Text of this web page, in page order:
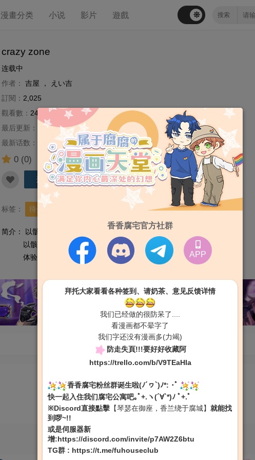
漫畫分类 小说 影片 遊戲
香香腐宅官方社群
APP
拜托大家看看各种签到、请奶茶、意见反馈详情
我们已经做的很防呆了....
看漫画都不晕字了
我们字还没有漫画多(力竭)
防走失頁!!!要好好收藏阿
https://trello.com/b/V9TEaHIa
香香腐宅粉丝群诞生啦(ﾉ´ヮ`)ﾉ*: ･ﾟ
快一起入住我们腐宅公寓吧｡ﾟ+.ヽ(´∀`*)ﾉ ﾟ+.ﾟ
※Discord直接點擊 【琴瑟在御座，香兰绕于腐城】 就能找
到啰~!!
或是伺服器新
增:https://discord.com/invite/p7AW2Z6btu
TG群 : https://t.me/fuhouseclub
crazy zone
连载中
作者：
吉屋 ，
えい吉
訂閱： 2,025
觀看數： 2407
最后更新：
2020-05-28
最新话数：
第1话
0 (0) 评分
开始阅读
标签： 待分类
简介：
以骸是吸血鬼为主题…
以骸是吸血鬼为主题…
体验完整的「我的收藏」